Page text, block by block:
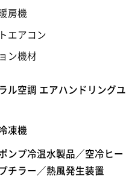
房機
エアコン
ン機材
ル空調 エアハンドリングユ
凍機
ンプ冷温水製品／空冷ヒー
チラー／熱風発生装置